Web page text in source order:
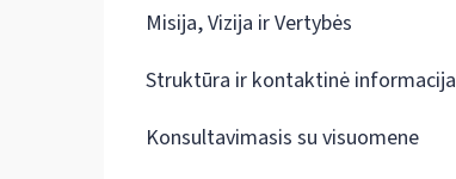
Misija, Vizija ir Vertybės
Struktūra ir kontaktinė informacija
Konsultavimasis su visuomene